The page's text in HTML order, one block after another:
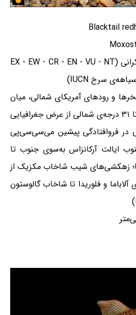
گونه‌ی با کم‌ترین نگرانی (EX - EW - CR - EN - VU - NT
و رودهای آمریکای شمالی، میان
مدارهای ۳۸ درجه‌ی شمالی تا ۳۱ درجه‌ی شمالی از عرض جغرافیایی
فروافتادگی پیشین می‌سی‌سی‌پی
ایالت آرکانزاس به‌سوی جنوب تا
زهکشی‌های شیب شاخاب مکزیک از
و فلوریدا تا شاخاب گالوستون